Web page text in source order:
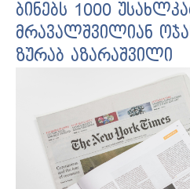
ბინებს 1000
მრავალშვილიან
ზურაბ აზარაშვილი